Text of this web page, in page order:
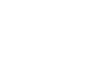
Material
und ist damit
und ist mit einem